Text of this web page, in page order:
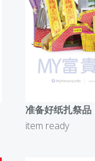
准备好纸扎祭品
item ready